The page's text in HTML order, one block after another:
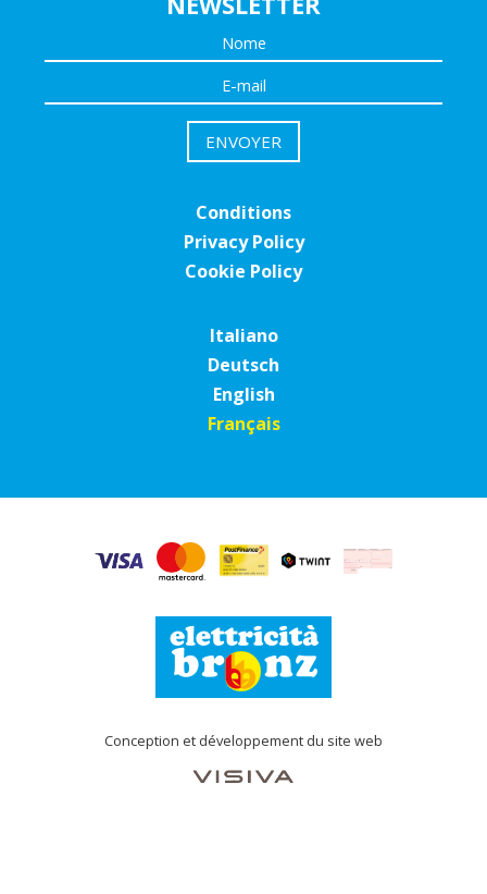
Conditions
Privacy Policy
Cookie Policy
Italiano
Deutsch
English
Français
Conception et développement du site web